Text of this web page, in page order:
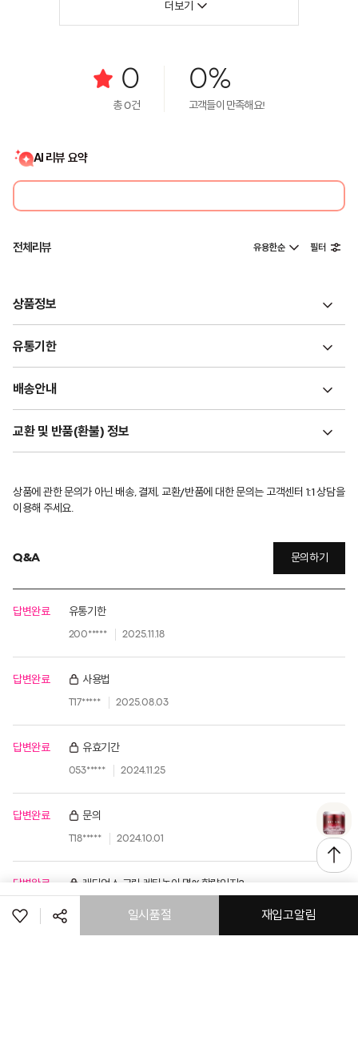
일시품절 재입고알림
더보기
0
총0건
0%
고객들이 만족해요!
AI 리뷰 요약
전체리뷰 유용한순 필터
상품정보
유통기한
배송안내
교환 및 반품(환불) 정보
상품에 관한 문의가 아닌 배송, 결제, 교환/반품에 대한 문의는 고객센터 1:1 상담을
이용해 주세요.
Q&A 문의하기
답변완료 유통기한
200***** 2025.11.18
답변완료 사용법
T17***** 2025.08.03
답변완료 유효기간
053***** 2024.11.25
답변완료 문의
T18***** 2024.10.01
답변완료 래디언스 크림 레티놀이 몇%함량인지?